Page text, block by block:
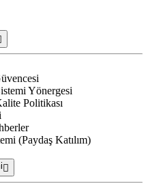
Yönergesi
Politikası
(Paydaş Katılım)